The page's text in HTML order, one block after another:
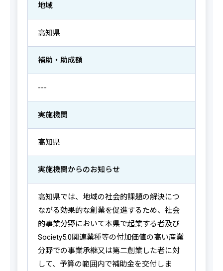
地域
高知県
補助・助成額
---
実施機関
高知県
実施機関からのお知らせ
高知県では、地域の社会的課題の解決につ
ながる効果的な創業を促進するため、社会
的事業分野において本県で起業する者及び
Society5.0関連業種等の付加価値の高い産業
分野での事業承継又は第二創業した者に対
して、予算の範囲内で補助金を交付しま